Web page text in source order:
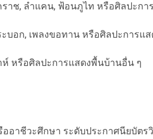
ราช, ลำแคน, ฟ้อนภูไท หรือศิลปะกา
บอก, เพลงขอทาน หรือศิลปะการแ
ห์ หรือศิลปะการแสดงพื้นบ้านอื่น ๆ
อาชีวะศึกษา ระดับประกาศนียบัตร